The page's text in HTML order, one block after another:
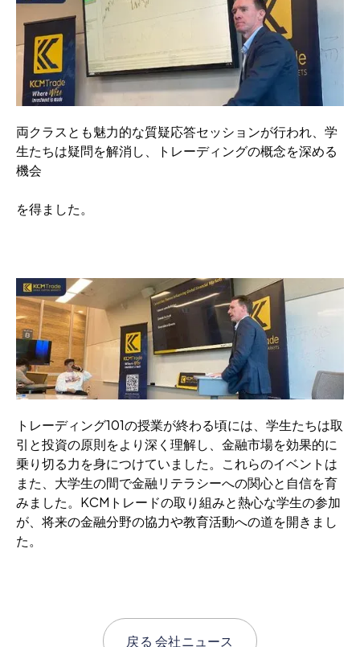
両クラスとも魅力的な質疑応答セッションが行われ、学
生たちは疑問を解消し、トレーディングの概念を深める
機会
を得ました。
トレーディング101の授業が終わる頃には、学生たちは取
引と投資の原則をより深く理解し、金融市場を効果的に
乗り切る力を身につけていました。これらのイベントは
また、大学生の間で金融リテラシーへの関心と自信を育
みました。KCMトレードの取り組みと熱心な学生の参加
が、将来の金融分野の協力や教育活動への道を開きまし
た。
戻る会社ニュース